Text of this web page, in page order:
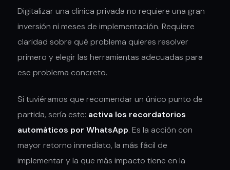
Digitalizar una clínica privada no requiere una gran
inversión ni meses de implementación. Requiere
claridad sobre qué problema quieres resolver
primero y elegir las herramientas adecuadas para
ese problema concreto.
Si tuviéramos que recomendar un único punto de
partida, sería este: activa los recordatorios
automáticos por WhatsApp. Es la acción con
mayor retorno inmediato, la más fácil de
implementar y la que más impacto tiene en la